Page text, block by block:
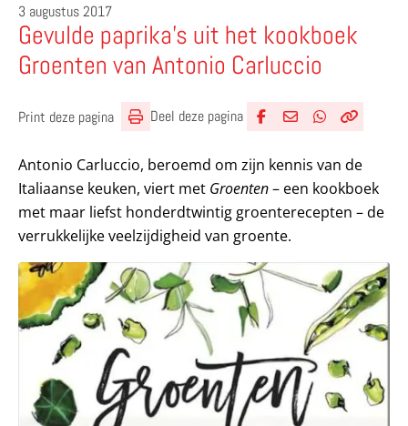
3 augustus 2017
Gevulde paprika’s uit het kookboek
Groenten van Antonio Carluccio
Print deze pagina Deel deze pagina
Antonio Carluccio, beroemd om zijn kennis van de
Italiaanse keuken, viert met Groenten– een kookboek
met maar liefst honderdtwintig groenterecepten – de
verrukkelijke veelzijdigheid van groente.